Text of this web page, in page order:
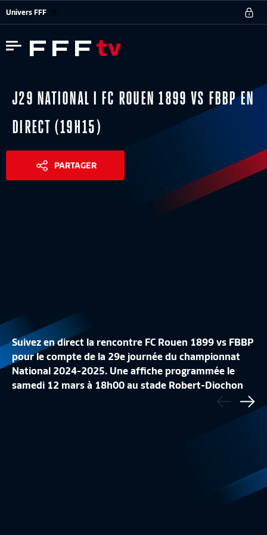
Univers FFF
J29 NATIONAL I FC ROUEN 1899 VS FBBP EN
DIRECT (19H15)
PARTAGER
Suivez en direct la rencontre FC Rouen 1899 vs FBBP
pour le compte de la 29e journée du championnat
National 2024-2025. Une affiche programmée le
samedi 12 mars à 18h00 au stade Robert-Diochon
au Petit-Quevilly. Le feuilleton du N1 est à suivre sur
Précédent
J29 I US CONCARNEAU - US BOULOGNE CO
J29 I US